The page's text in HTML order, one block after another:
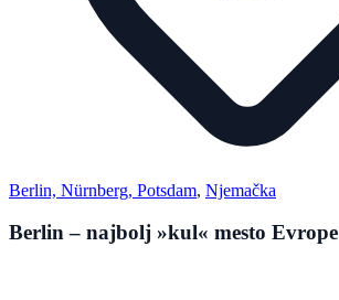
Berlin, Nürnberg, Potsdam, Njemačka
Berlin – najbolj »kul« mesto Evrope